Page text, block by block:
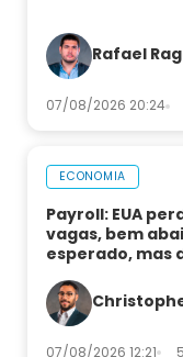
Rafael
07/08/2026 20:24
ECONOMIA
Payroll: EUA
vagas, bem
esperado, mas
07/08/2026 12:21